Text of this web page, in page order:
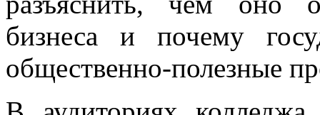
бизнеса и почему
общественно-полезные